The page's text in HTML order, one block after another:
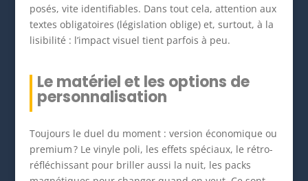
posés, vite identifiables. Dans tout cela, attention aux
textes obligatoires (législation oblige) et, surtout, à la
lisibilité : l’impact visuel tient parfois à peu.
Le matériel et les options de
personnalisation
Toujours le duel du moment : version économique ou
premium ? Le vinyle poli, les effets spéciaux, le rétro-
réfléchissant pour briller aussi la nuit, les packs